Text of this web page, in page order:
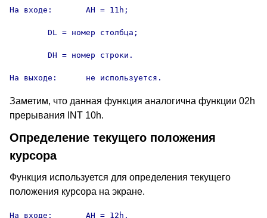
На входе:	AH = 11h;
На выходе:	не используется.
Заметим, что данная функция аналогична функции 02h
прерывания INT 10h.
Определение текущего положения
курсора
Функция используется для определения текущего
положения курсора на экране.
На входе:	AH = 12h.